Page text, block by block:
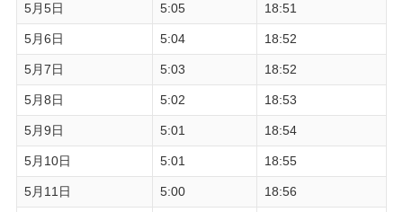
5月5日 5:05 18:51
5月6日 5:04 18:52
5月7日 5:03 18:52
5月8日 5:02 18:53
5月9日 5:01 18:54
5月10日 5:01 18:55
5月11日 5:00 18:56